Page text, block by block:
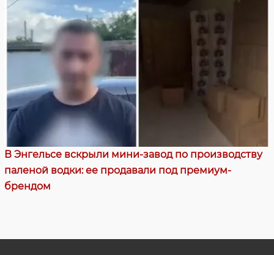
В Энгельсе вскрыли мини-завод по производству
паленой водки: ее продавали под премиум-
брендом